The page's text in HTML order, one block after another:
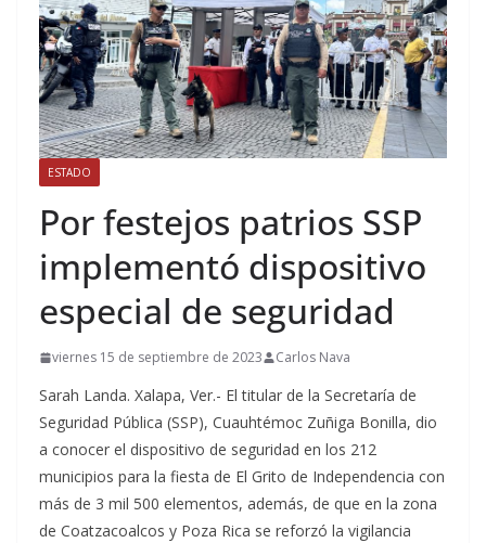
ESTADO
Por festejos patrios SSP
implementó dispositivo
especial de seguridad
viernes 15 de septiembre de 2023 Carlos Nava
Sarah Landa. Xalapa, Ver.- El titular de la Secretaría de
Seguridad Pública (SSP), Cuauhtémoc Zuñiga Bonilla, dio
a conocer el dispositivo de seguridad en los 212
municipios para la fiesta de El Grito de Independencia con
más de 3 mil 500 elementos, además, de que en la zona
de Coatzacoalcos y Poza Rica se reforzó la vigilancia